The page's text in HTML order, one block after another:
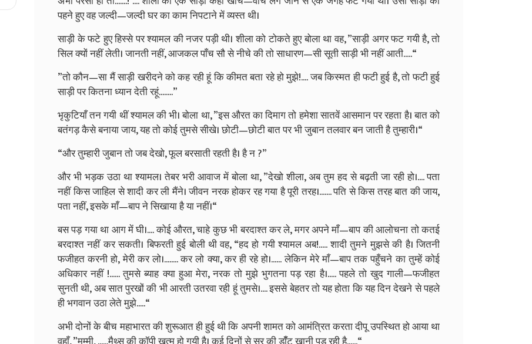
पहने हुए वह जल्दी—जल्दी घर का काम निपटाने में व्यस्त थी।
साड़ी के फटे हुए हिस्से पर श्यामल की नजर पड़ी थी। शीला को टोकते हुए बोला था वह, ”साड़ी अगर फट गयी है, तो
सिल क्यों नहीं लेती। जानती नहीं, आजकल पाँच सौ से नीचे की तो साधारण—सी सूती साड़ी भी नहीं आती.....“
”तो कौन—सा मैं साड़ी खरीदने को कह रही हूं कि कीमत बता रहे हो मुझे!.... जब किस्मत ही फटी हुई है, तो फटी हुई
साड़ी पर कितना ध्यान देती रहूं........”
भृकुटियाँ तन गयी थीं श्यामल की भी। बोला था, ”इस औरत का दिमाग तो हमेशा सातवें आसमान पर रहता है। बात को
बतंगड़ कैसे बनाया जाय, यह तो कोई तुमसे सीखे। छोटी—छोटी बात पर भी जुबान तलवार बन जाती है तुम्हारी।“
“और तुम्हारी जुबान तो जब देखो, फूल बरसाती रहती है। है न ?”
और भी भड़क उठा था श्यामल। तेबर भरी आवाज में बोला था, ”देखो शीला, अब तुम हद से बढ़ती जा रही हो।.... पता
नहीं किस जाहिल से शादी कर ली मैंने। जीवन नरक होकर रह गया है पूरी तरह।....... पति से किस तरह बात की जाय,
पता नहीं, इसके माँ—बाप ने सिखाया है या नहीं।“
बस पड़ गया था आग में घी।.... कोई औरत, चाहे कुछ भी बरदाश्त कर ले, मगर अपने माँ—बाप की आलोचना तो कतई
बरदाश्त नहीं कर सकती। बिफरती हुई बोली थी वह, “हद हो गयी श्यामल अब!..... शादी तुमने मुझसे की है। जितनी
फजीहत करनी हो, मेरी कर लो।........ कर लो क्या, कर ही रहे हो।...... लेकिन मेरे माँ—बाप तक पहुँचने का तुम्हें कोई
अधिकार नहीं !...... तुमसे ब्याह क्या हुआ मेरा, नरक तो मुझे भुगतना पड़ रहा है।..... पहले तो खुद गाली—फजीहत
सुनती थी, अब सात पुरखों की भी आरती उतरवा रही हूं तुमसे।.... इससे बेहतर तो यह होता कि यह दिन देखने से पहले
ही भगवान उठा लेते मुझे.....“
अभी दोनों के बीच महाभारत की शुरूआत ही हुई थी कि अपनी शामत को आमंत्रित करता दीपू उपस्थित हो आया था